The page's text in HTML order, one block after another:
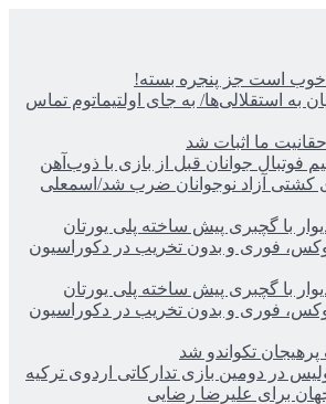
خوب است جز پنجره بسته!
به استقلالی‌ها/ به جای اولتیماتوم تماس
ما اثبات شد
فوتبال جوانان قبل از بازی با ذوب‌آهن
کشتی آزاد نوجوانان ضرب شد/اسمعلی
با گچبری پیش ساخته پلی یورتان
فوری و بدون تخریب در دکوراسیون
با گچبری پیش ساخته پلی یورتان
فوری و بدون تخریب در دکوراسیون
پرهیجان تکواندو شد
در دومین بازی تدارکاتی اردوی ترکیه
برای علیرضا رضایی